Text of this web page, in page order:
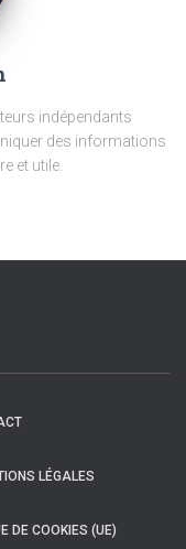
indépendants
des informations
et utile.
LÉGALES
DE COOKIES (UE)